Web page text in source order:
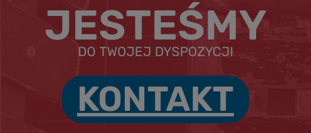
JESTEŚMY
DO TWOJEJ DYSPOZYCJI
KONTAKT